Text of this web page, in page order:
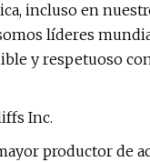
incluso en
líderes
y respetuoso
Inc.
productor de